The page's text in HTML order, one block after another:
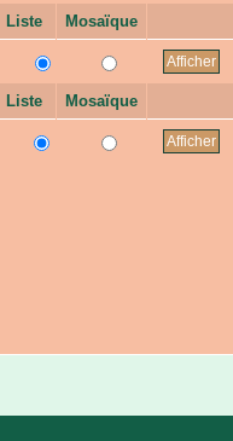
Liste Mosaïque
Liste Mosaïque